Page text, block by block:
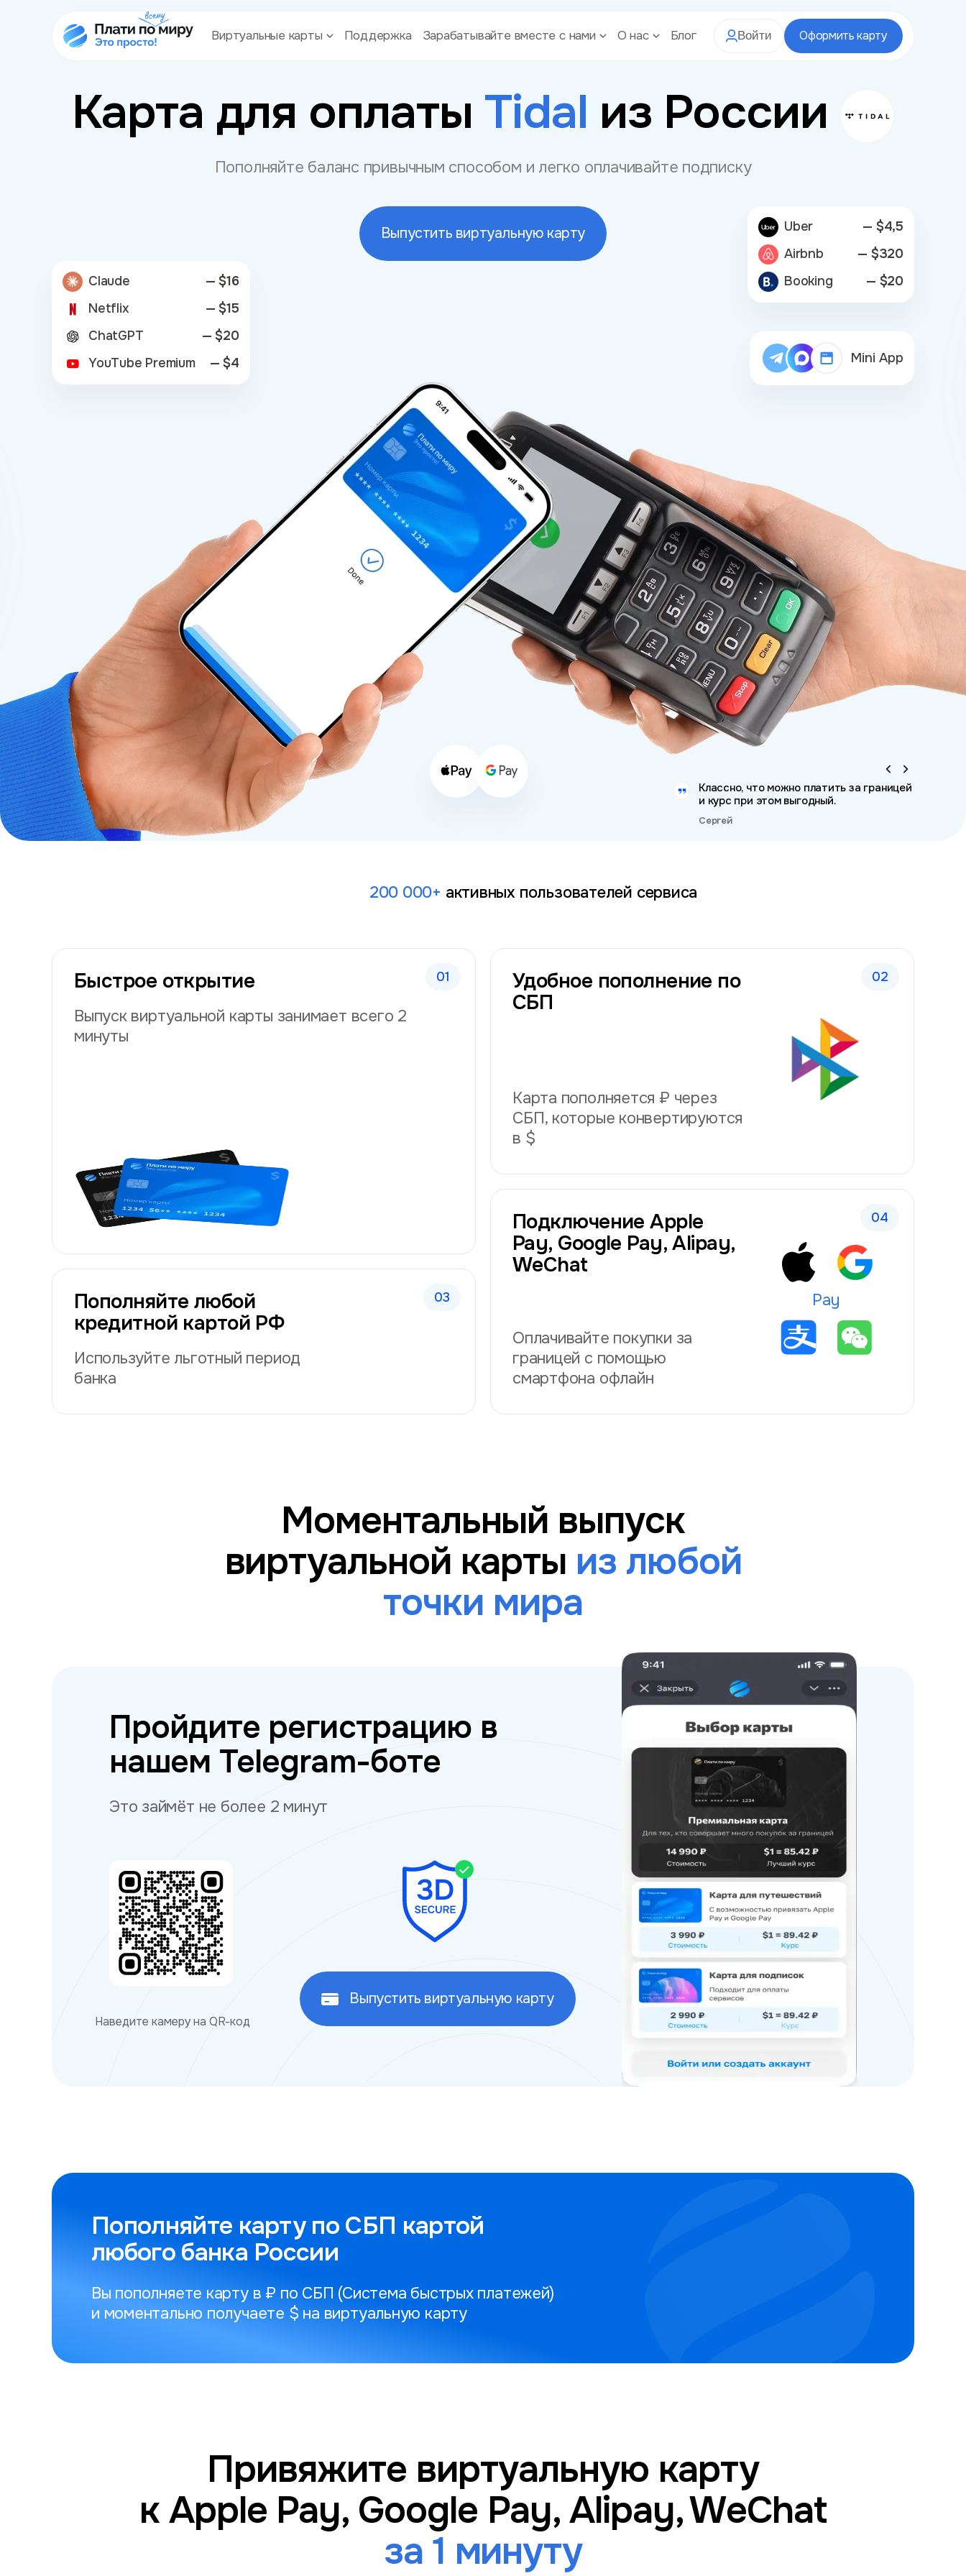
Виртуальные карты Поддержка Зарабатывайте вместе с нами О нас Блог Войти Оформить карту
Карта для оплаты Tidal из России
Пополняйте баланс привычным способом и легко оплачивайте подписку
Выпустить виртуальную карту
Claude
— $16
Netflix
— $15
ChatGPT
— $20
YouTube Premium
— $4
Uber
— $4,5
Airbnb
— $320
Booking
— $20
Mini App
200 000+ активных пользователей сервиса
Классно, что можно платить за границей
и курс при этом выгодный.
Сергей
Быстрое открытие
Выпуск виртуальной карты занимает всего 2
минуты
Удобное пополнение по
СБП
Карта пополняется ₽ через
СБП, которые конвертируются
в $
Пополняйте любой
кредитной картой РФ
Используйте льготный период
банка
Подключение Apple
Pay, Google Pay, Alipay,
WeChat
Оплачивайте покупки за
границей с помощью
смартфона офлайн
Pay
Моментальный выпуск
виртуальной карты из любой
точки мира
Пройдите регистрацию в
нашем Telegram-боте
Это займёт не более 2 минут
Наведите камеру на QR-код
Выпустить виртуальную карту
Пополняйте карту по СБП картой
любого банка России
Вы пополняете карту в ₽ по СБП (Система быстрых платежей)
и моментально получаете $ на виртуальную карту
Привяжите виртуальную карту
к Apple Pay, Google Pay, Alipay, WeChat
за 1 минуту